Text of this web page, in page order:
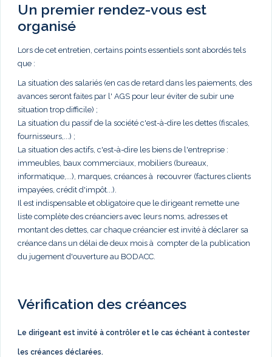
Un premier rendez-vous est
organisé
Lors de cet entretien, certains points essentiels sont abordés tels
que :
La situation des salariés (en cas de retard dans les paiements, des
avances seront faites par l' AGS pour leur éviter de subir une
situation trop difficile) ;
La situation du passif de la société c'est-à-dire les dettes (fiscales,
fournisseurs,...) ;
La situation des actifs, c'est-à-dire les biens de l'entreprise :
immeubles, baux commerciaux, mobiliers (bureaux,
informatique,...), marques, créances à recouvrer (factures clients
impayées, crédit d'impôt...).
Il est indispensable et obligatoire que le dirigeant remette une
liste complète des créanciers avec leurs noms, adresses et
montant des dettes, car chaque créancier est invité à déclarer sa
créance dans un délai de deux mois à compter de la publication
du jugement d'ouverture au BODACC.
Vérification des créances
Le dirigeant est invité à contrôler et le cas échéant à contester
les créances déclarées.